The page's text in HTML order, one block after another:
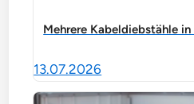
Mehrere Kabeldiebstähle in
13.07.2026